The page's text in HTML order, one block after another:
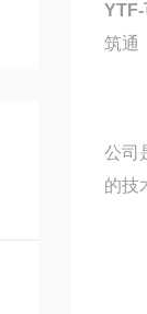
YTF-
筑通
公司
的技